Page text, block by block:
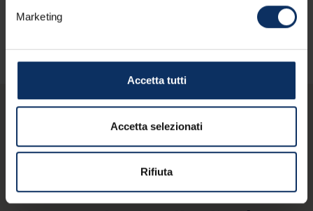
Marketing
Accetta tutti
Accetta selezionati
Rifiuta